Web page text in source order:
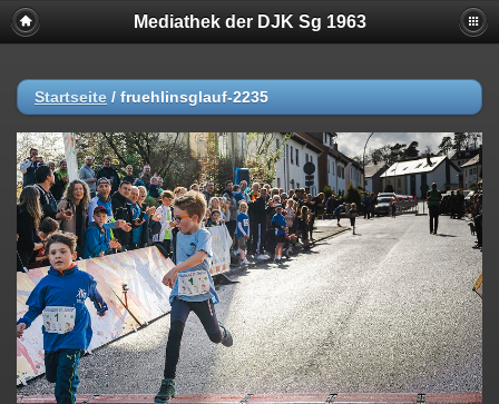
Mediathek der DJK Sg 1963
Startseite / fruehlinsglauf-2235